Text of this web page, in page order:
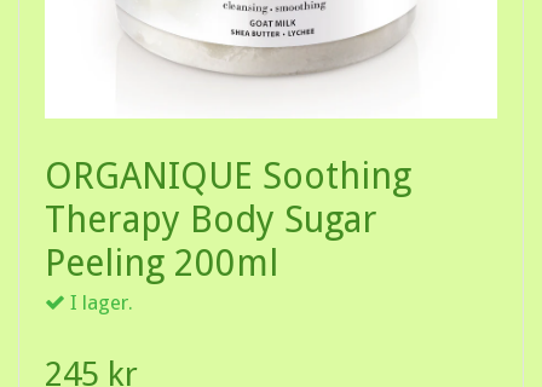
ORGANIQUE Soothing
Therapy Body Sugar
Peeling 200ml
I lager.
245 kr